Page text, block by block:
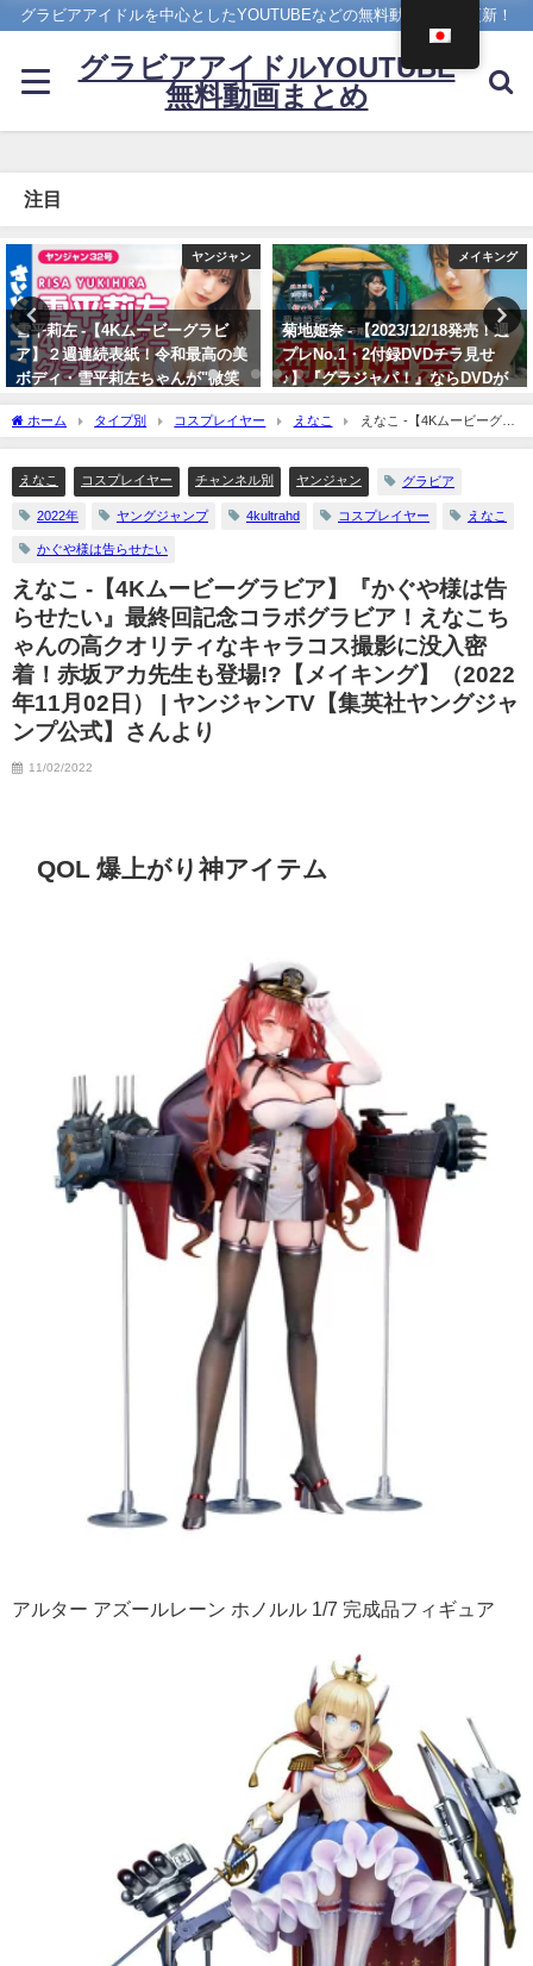
グラビアアイドルを中心としたYOUTUBEなどの無料動画を日々更新！
グラビアアイドルYOUTUBE
無料動画まとめ
注目
メイキング
菊地姫奈 - 【2023/12/18発売！週
プレNo.1・2付録DVDチラ見せ
♪】『グラジャパ！』ならDVDが
視聴できる♪ #菊地姫奈 Hina
Kikuchi（2023年12月15日） | 週
プレChannel【集英社 週刊プレイ
ボーイ公式】さんより
まるぴ
【1st写真集】「まるごと」発売
しました。【メイキング】 | まる
ぴ / marupiさんより
ホーム タイプ別 コスプレイヤー えなこ
えなこ -【4Kムービーグラ
ビア】『かぐや様は告らせたい』最終回記念コラボグラビア！えなこちゃんの高クオ
11月02日） | ヤンジャンTV【集英社ヤングジャンプ公式】さんより
えなこ コスプレイヤー チャンネル別 ヤンジャン グラビア
2022年 ヤングジャンプ 4kultrahd コスプレイヤー えなこ
かぐや様は告らせたい
えなこ -【4Kムービーグラビア】『かぐや様は告
らせたい』最終回記念コラボグラビア！えなこち
ゃんの高クオリティなキャラコス撮影に没入密
着！赤坂アカ先生も登場!?【メイキング】（2022
年11月02日） | ヤンジャンTV【集英社ヤングジャ
ンプ公式】さんより
11/02/2022
QOL 爆上がり神アイテム
アルター アズールレーン ホノルル 1/7 完成品フィギュア